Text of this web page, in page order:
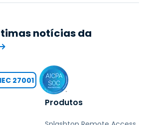
Produtos
notícias da
27001